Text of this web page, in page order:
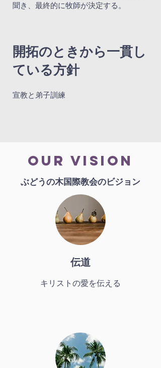
聞き、最終的に牧師が決定する。
開拓のときから一貫し
ている方針
宣教と弟子訓練
our vision
ぶどうの木国際教会のビジョン
伝道
キリストの愛を伝える